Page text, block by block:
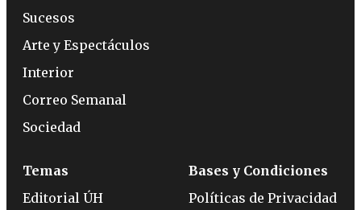
Sucesos
Arte y Espectáculos
Interior
Correo Semanal
Sociedad
Temas
Editorial ÚH
Bases y Condiciones
Políticas de Privacidad